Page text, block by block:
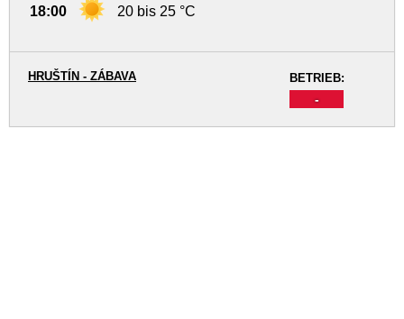
18:00 20 bis 25 °C
BETRIEB:
-
HRUŠTÍN - ZÁBAVA